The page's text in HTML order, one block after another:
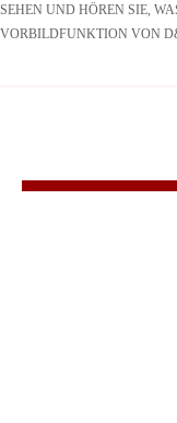
SEHEN UND HÖREN SIE,
VORBILDFUNKTION VON